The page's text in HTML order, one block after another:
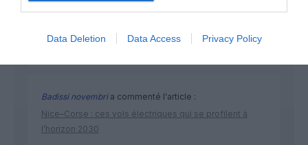
Data Deletion Data Access Privacy Policy
Mathématiquesa commenté l'article :
19 h 23 sans escale : le Boeing 777F de National
Airlines relie l’Écosse à l’Australie
Badissi novembria commenté l'article :
Nice–Corse : ces vols électriques qui se profilent à
l’horizon 2030